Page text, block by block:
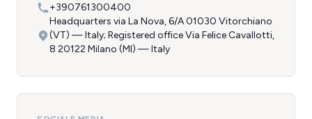
+390761300400
Headquarters via La Nova, 6/A 01030 Vitorchiano
(VT) — Italy; Registered office Via Felice Cavallotti,
8 20122 Milano (MI) — Italy